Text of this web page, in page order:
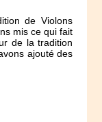
de Violons
mis ce qui fait
de la tradition
ajouté des